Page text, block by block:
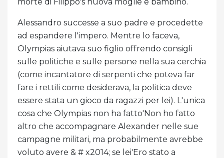
Alessandro successe a suo padre e procedette
ad espandere l'impero. Mentre lo faceva,
Olympias aiutava suo figlio offrendo consigli
sulle politiche e sulle persone nella sua cerchia
(come incantatore di serpenti che poteva far
fare i rettili come desiderava, la politica deve
essere stata un gioco da ragazzi per lei). L'unica
cosa che Olympias non ha fatto'Non ho fatto
altro che accompagnare Alexander nelle sue
campagne militari, ma probabilmente avrebbe
voluto avere & # x2014; se lei'Ero stato a